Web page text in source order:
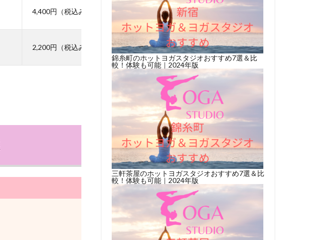
4,400円（税込み） 1回：2,640円(税込)
2,200円（税込み） 5,500円（税込み）
4,180円～9,900円(税
込)
錦糸町のホットヨガスタジオおすすめ7選＆比
較！体験も可能｜2024年版
三軒茶屋のホットヨガスタジオおすすめ7選＆比
較！体験も可能｜2024年版